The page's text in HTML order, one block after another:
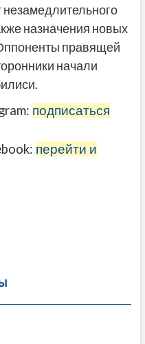
незамедлительного
назначения новых
правящей
начали
подписаться
перейти и